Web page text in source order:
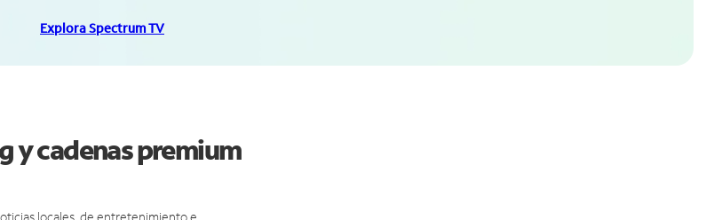
Explora Spectrum TV
y cadenas premium